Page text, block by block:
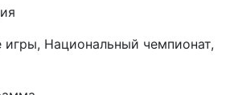
игры, Национальный чемпионат,